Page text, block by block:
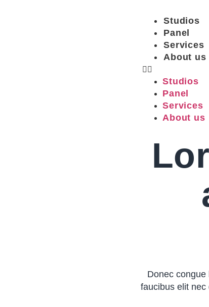
Studios
Panel
Services
About us
Studios
Panel
Services
About us
Donec
faucibus elit